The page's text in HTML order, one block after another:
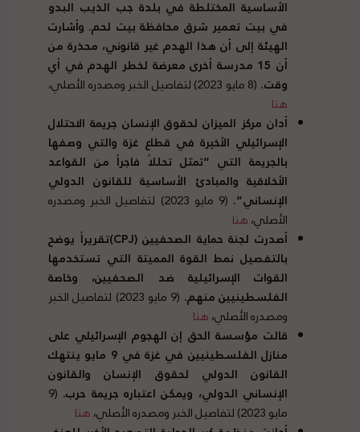
الأساسية المختلطة في بلدة جب الذيب البدو
في بيت تعمير شرق محافظة بيت لحم. وأشارت
الهيئة إلى أن هذا الهدم غير قانوني، محذرة من
أن 15 مدرسة أخرى معرضة لخطر الهدم في أي
وقت. (8 مايو 2023) لتفاصيل الخبر ومصدره الأصلي،
هنا
أدان مركز الميزان لحقوق الإنسان جريمة الاحتلال
الإسرائيلي الأخيرة في قطاع غزة والتي وصفها
بالجريمة التي “تمثل تحللاً فاجراً من القواعد
الأخلاقية والمبادئ الأساسية للقانون الدولي
الإنساني“.
(9 مايو 2023) لتفاصيل الخبر ومصدره
الأصلي،هنا
أصدرت لجنة حماية الصحفيين(
CPJ
)تقريراً يوضح
بالتفصيل نمط القوة المميتة التي تستخدمها
القوات الإسرائيلية ضد الصحفيين، وخاصة
الفلسطينيين منهم.
(9 مايو 2023) لتفاصيل الخبر
ومصدره الأصلي،هنا
قالت مؤسسة الحق إن الهجوم الإسرائيلي على
منازل الفلسطينيين في غزة في 9 مايو ينتهك
القانون الدولي لحقوق الإنسان والقانون
الإنساني الدولي، ويمكن اعتباره جريمة حرب.
(9
مايو 2023) لتفاصيل الخبر ومصدره الأصلي،
هنا